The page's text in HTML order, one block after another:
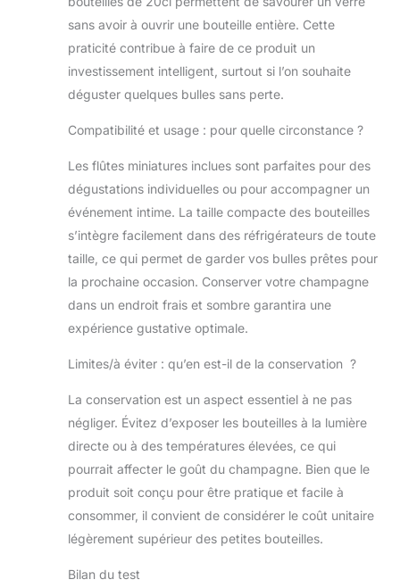
cajou grillées et de
complexité et de la
richesse vanillée En
bouche, les
saveurs de poire, de
pomme sont suivies
de bulles
rafraîchissantes qui
s’adoucissent pour
dévoiler les agrumes
et la groseille à
maquereau
sans avoir à ouvrir une bouteille entière. Cette
praticité contribue à faire de ce produit un
investissement intelligent, surtout si l’on souhaite
déguster quelques bulles sans perte.
Compatibilité et usage : pour quelle circonstance ?
Les flûtes miniatures inclues sont parfaites pour des
dégustations individuelles ou pour accompagner un
événement intime. La taille compacte des bouteilles
s’intègre facilement dans des réfrigérateurs de toute
taille, ce qui permet de garder vos bulles prêtes pour
la prochaine occasion. Conserver votre champagne
dans un endroit frais et sombre garantira une
expérience gustative optimale.
Limites/à éviter : qu’en est-il de la conservation ?
La conservation est un aspect essentiel à ne pas
négliger. Évitez d’exposer les bouteilles à la lumière
directe ou à des températures élevées, ce qui
pourrait affecter le goût du champagne. Bien que le
produit soit conçu pour être pratique et facile à
consommer, il convient de considérer le coût unitaire
légèrement supérieur des petites bouteilles.
Bilan du test